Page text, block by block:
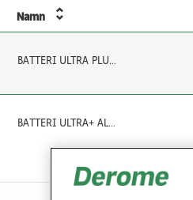
Namn
BATTERI ULTRA PLUS AAA GP 24AUP/LR03 1,5V 40ST
BATTERI ULTRA+ ALK AAA/LR03 24AUP-C4 GP 4ST